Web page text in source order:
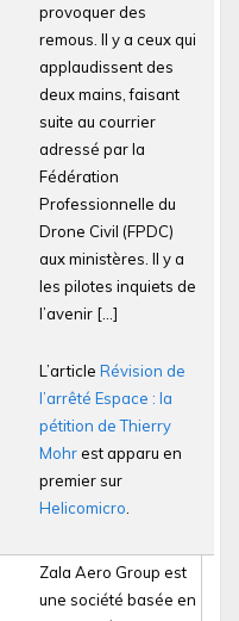
provoquer des
remous. Il y a ceux qui
applaudissent des
deux mains, faisant
suite au courrier
adressé par la
Fédération
Professionnelle du
Drone Civil (FPDC)
aux ministères. Il y a
les pilotes inquiets de
l’avenir […]
L’article Révision de
l’arrêté Espace : la
pétition de Thierry
Mohrest apparu en
premier sur
Helicomicro
Zala Aero Group est
une société basée en